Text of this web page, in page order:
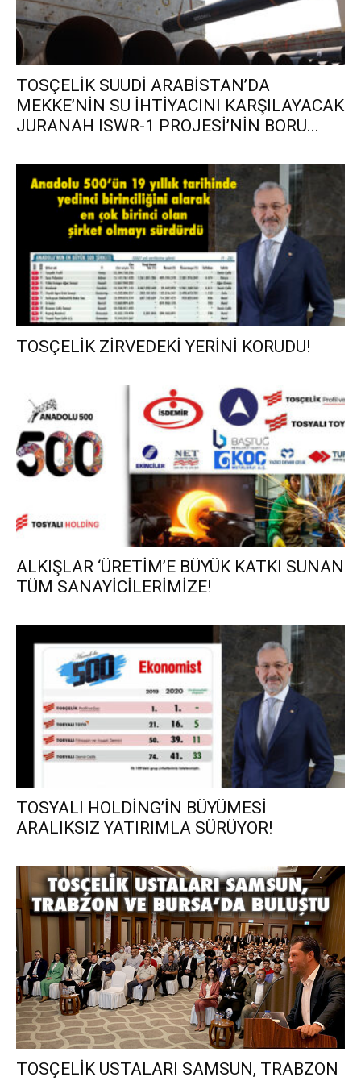
TOSÇELİK SUUDİ ARABİSTAN’DA
MEKKE’NİN SU İHTİYACINI KARŞILAYACAK
JURANAH ISWR-1 PROJESİ’NİN BORU...
TOSÇELİK ZİRVEDEKİ YERİNİ KORUDU!
ALKIŞLAR ‘ÜRETİM’E BÜYÜK KATKI SUNAN
TÜM SANAYİCİLERİMİZE!
TOSYALI HOLDİNG’İN BÜYÜMESİ
ARALIKSIZ YATIRIMLA SÜRÜYOR!
TOSÇELİK USTALARI SAMSUN, TRABZON